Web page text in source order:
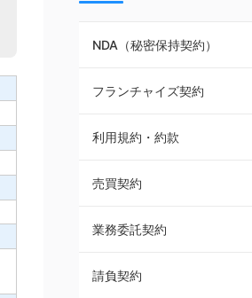
NDA（秘密保持契約）
業務委託契約
利用規約・約款
覚書・合意書・同意書
承諾書
雇用契約
その他契約・書面
NDA（秘密保持契約）
フランチャイズ契約
利用規約・約款
売買契約
業務委託契約
請負契約